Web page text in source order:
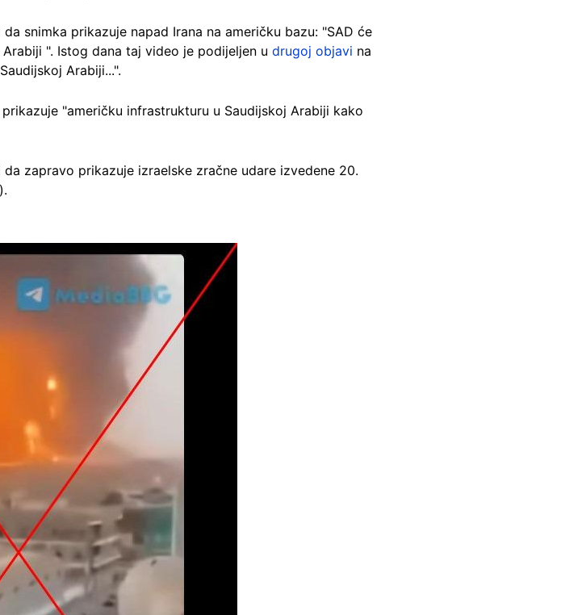
snimka prikazuje napad Irana na američku bazu: "SAD će
". Istog dana taj video je podijeljen u drugoj objavi na
Arabiji...".
"američku infrastrukturu u Saudijskoj Arabiji kako
zapravo prikazuje izraelske zračne udare izvedene 20.